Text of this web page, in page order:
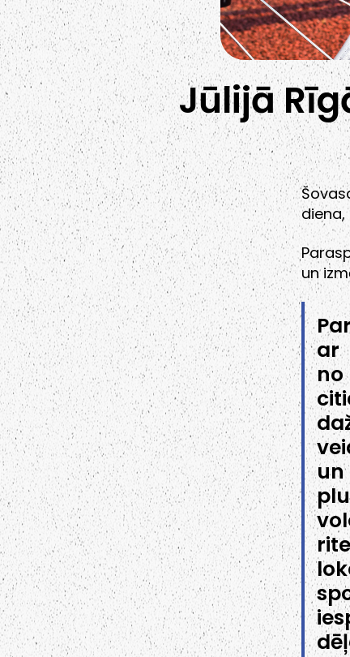
Jūlijā
un
ar
no